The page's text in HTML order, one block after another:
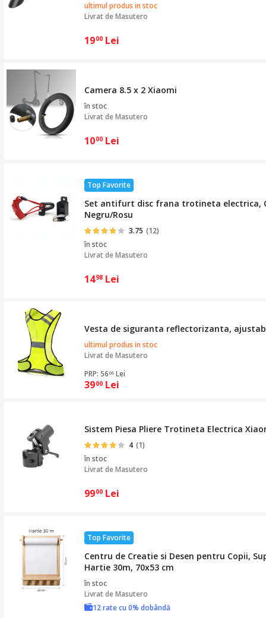
ultimul produs in stoc
Livrat deMasutero
1900 Lei
Camera 8.5 x 2 Xiaomi
în stoc
Livrat deMasutero
1000 Lei
Top Favorite
Set antifurt disc frana trotineta electrica,
Negru/Rosu
3.75 (12)
în stoc
Livrat deMasutero
1498 Lei
Vesta de siguranta reflectorizanta,
ultimul produs in stoc
Livrat deMasutero
PRP: 56 05 Lei
3900 Lei
Sistem Piesa Pliere Trotineta Electrica
4 (1)
în stoc
Livrat deMasutero
9900 Lei
Top Favorite
Centru de Creatie si Desen pentru Copii,
Hartie 30m, 70x53 cm
în stoc
Livrat deMasutero
12 rate cu 0% dobândă